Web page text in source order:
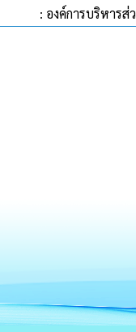
: องค์การบริหาร